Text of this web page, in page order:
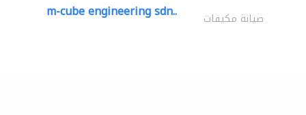
m-cube engineering sdn.. صيانة مكيفات